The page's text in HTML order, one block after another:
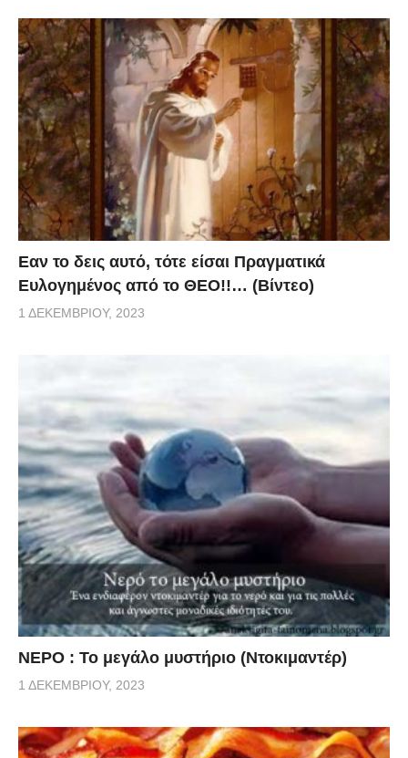
Eαν το δεις αυτό, τότε είσαι Πραγματικά
Ευλογημένος από το ΘΕΟ!!… (Βίντεο)
1 ΔΕΚΕΜΒΡΊΟΥ, 2023
ΝΕΡΟ : Το μεγάλο μυστήριο (Ντοκιμαντέρ)
1 ΔΕΚΕΜΒΡΊΟΥ, 2023